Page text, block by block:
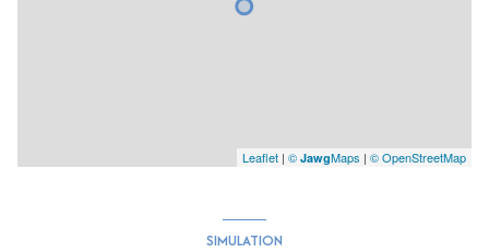
Leaflet | © JawgMaps | © OpenStreetMap
SIMULATION